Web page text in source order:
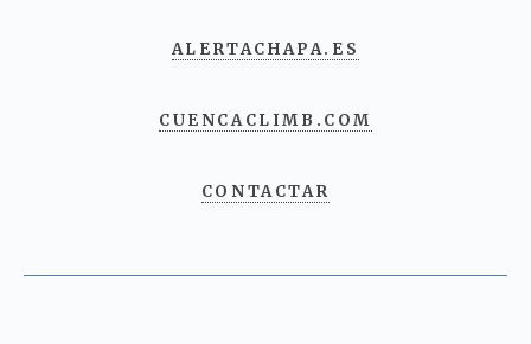
ALERTACHAPA.ES
CUENCACLIMB.COM
CONTACTAR